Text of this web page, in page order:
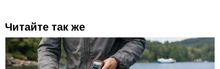
Читайте так же